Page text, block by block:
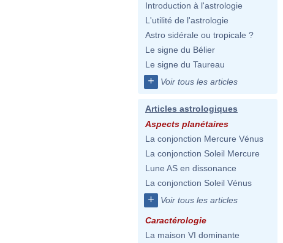
Introduction à l'astrologie
L'utilité de l'astrologie
Astro sidérale ou tropicale ?
Le signe du Bélier
Le signe du Taureau
+ Voir tous les articles
Articles astrologiques
Aspects planétaires
La conjonction Mercure Vénus
La conjonction Soleil Mercure
Lune AS en dissonance
La conjonction Soleil Vénus
+ Voir tous les articles
Caractérologie
La maison VI dominante